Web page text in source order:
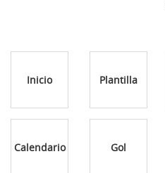
Inicio Plantilla
Calendario Gol